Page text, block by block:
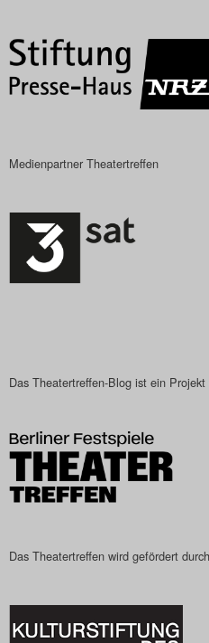
2018
Das
Das
Das
Das
Medienpartner Theatertreffen
Das Theatertreffen-Blog ist ein Projekt
Das Theatertreffen wird gefördert